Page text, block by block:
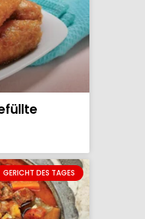
GERICHT DES TAGES